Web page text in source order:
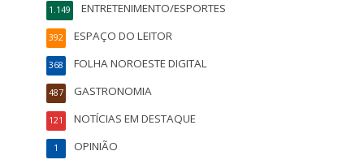
ENTRETENIMENTO/ESPORTES
1.149
ESPAÇO DO LEITOR
392
FOLHA NOROESTE DIGITAL
368
GASTRONOMIA
487
NOTÍCIAS EM DESTAQUE
121
OPINIÃO
1